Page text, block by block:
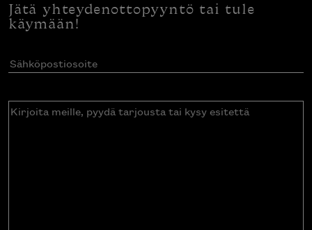
Jätä yhteydenottopyyntö tai tule
käymään!
Sähköpostiosoite(Pakollinen)
Kirjoita